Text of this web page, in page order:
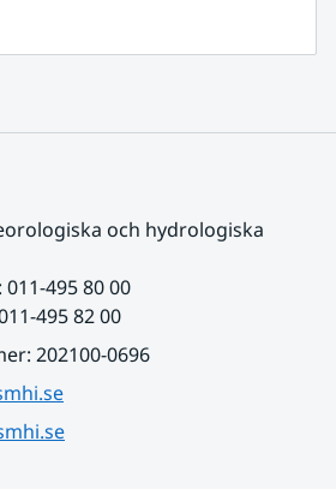
och hydrologiska
495 80 00
495 82 00
202100-0696